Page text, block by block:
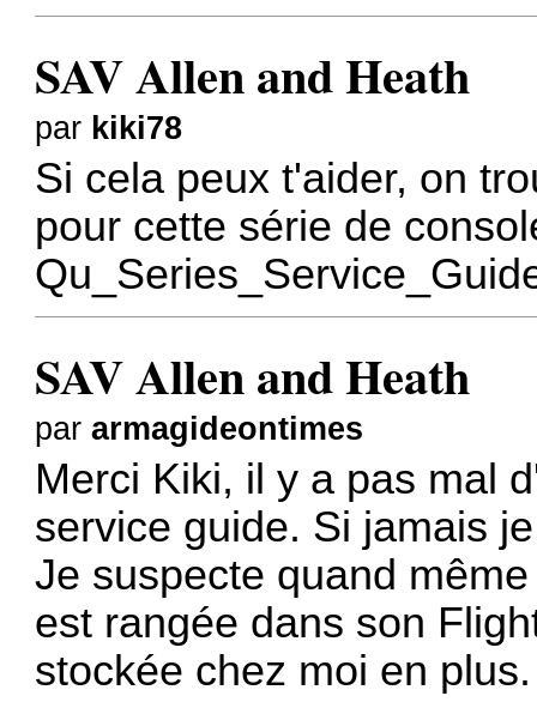
SAV Allen and Heath
par kiki78
Si cela peux t'aider, on
pour cette série de
SAV Allen and Heath
pararmagideontimes
Merci Kiki, il y a pas mal
service guide. Si jamais
Je suspecte quand
est rangée dans son
stockée chez moi en plus.